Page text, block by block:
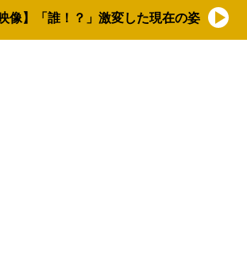
映像】「誰！？」激変した現在の姿